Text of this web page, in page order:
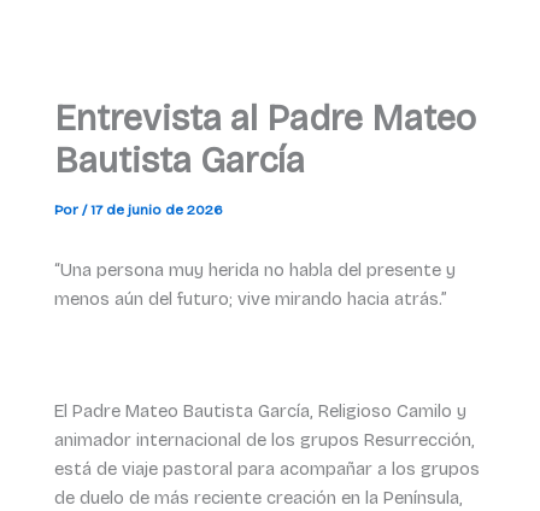
Entrevista al Padre Mateo
Bautista García
Por /17 de junio de 2026
“Una persona muy herida no habla del presente y
menos aún del futuro; vive mirando hacia atrás.”
El Padre Mateo Bautista García, Religioso Camilo y
animador internacional de los grupos Resurrección,
está de viaje pastoral para acompañar a los grupos
de duelo de más reciente creación en la Península,